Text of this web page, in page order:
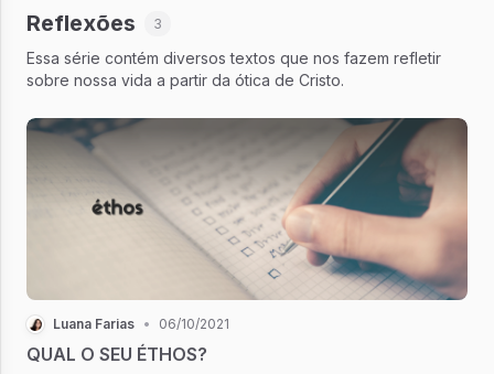
Reflexões 3
Essa série contém diversos textos que nos fazem refletir
sobre nossa vida a partir da ótica de Cristo.
Luana Farias • 06/10/2021
QUAL O SEU ÉTHOS?